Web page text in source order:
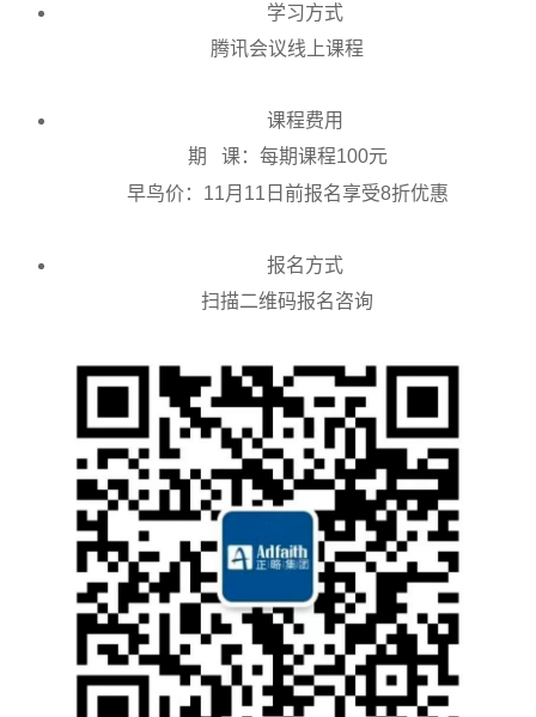
学习方式
腾讯会议线上课程
课程费用
期
课：每期课程100元
早鸟价：11月11日前报名享受8折优惠
报名方式
扫描二维码报名咨询